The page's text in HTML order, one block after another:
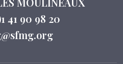
41 90 98 20